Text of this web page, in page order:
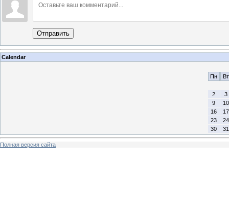
Отправить
Calendar
Пн Вт
2
3
9
10
16
17
23
24
30
31
Полная версия сайта